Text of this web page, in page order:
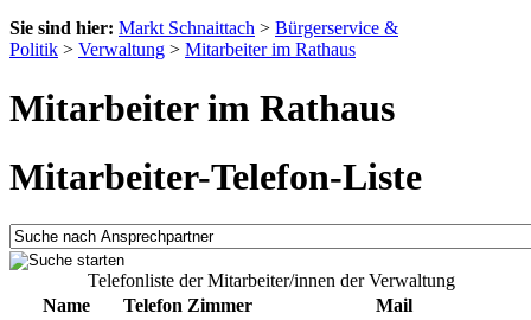
Sie sind hier: Markt Schnaittach > Bürgerservice &
Politik > Verwaltung > Mitarbeiter im Rathaus
Mitarbeiter im Rathaus
Mitarbeiter-Telefon-Liste
Telefonliste der Mitarbeiter/innen der Verwaltung
Name
Telefon Zimmer
Mail